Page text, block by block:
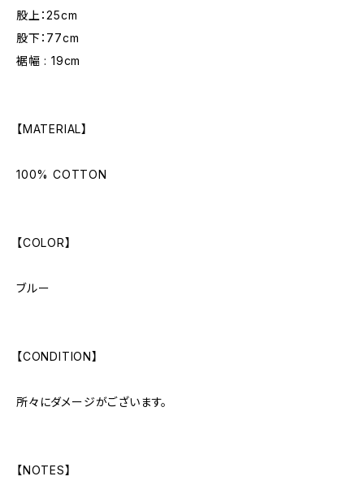
股上：25cm
股下：77cm
裾幅 : 19cm
【MATERIAL】
100% COTTON
【COLOR】
ブルー
【CONDITION】
所々にダメージがございます。
【NOTES】